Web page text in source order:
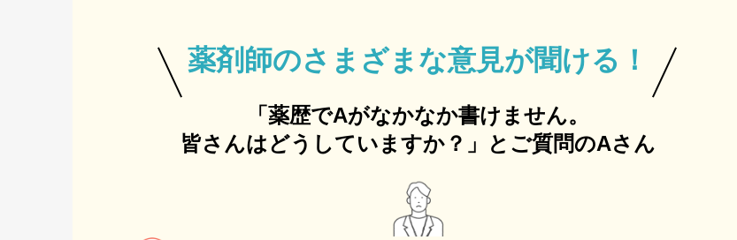
薬剤師のさまざまな意見が聞ける！
「薬歴でAがなかなか書けません。
皆さんはどうしていますか？」とご質問のAさん